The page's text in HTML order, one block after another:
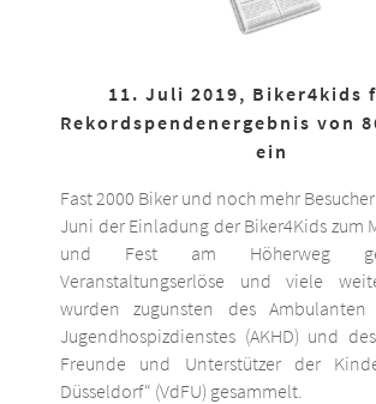
11. Juli 2019, Biker4kids
Rekordspendenergebnis von
ein
Fast 2000 Biker und noch mehr
Juni der Einladung der Biker4Kids zum
und Fest am Höherweg
Veranstaltungserlöse und viele
wurden zugunsten des
Jugendhospizdienstes (AKHD) und
Freunde und Unterstützer der
Düsseldorf“ (VdFU) gesammelt.